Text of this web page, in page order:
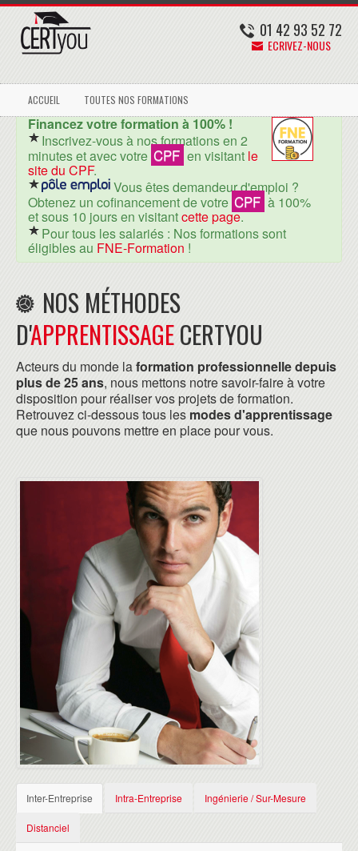
01 42 93 52 72
ECRIVEZ-NOUS
ACCUEIL TOUTES NOS FORMATIONS
Financez votre formation à 100% !
Inscrivez-vous à nos formations en 2
minutes et avec votre CPF en visitant le
site du CPF.
Vous êtes demandeur d'emploi ?
Obtenez un cofinancement de votre CPF à 100%
et sous 10 jours en visitantcette page.
Pour tous les salariés : Nos formations sont
éligibles au FNE-Formation !
NOS MÉTHODES
D'APPRENTISSAGECERTYOU
Acteurs du monde laformation professionnelle depuis
plus de 25 ans, nous mettons notre savoir-faire à votre
disposition pour réaliser vos projets de formation.
Retrouvez ci-dessous tous les modes d'apprentissage
que nous pouvons mettre en place pour vous.
Inter-Entreprise Intra-Entreprise Ingénierie / Sur-Mesure
Distanciel